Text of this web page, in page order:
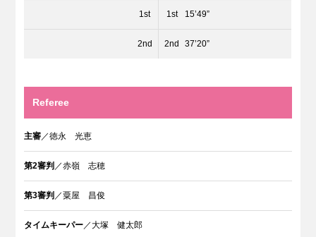
1st 1st 15’49”
2nd 2nd 37’20”
Referee
主審 ／徳永 光恵
第2審判 ／赤嶺 志穂
第3審判 ／粟屋 昌俊
タイムキーパー ／大塚 健太郎